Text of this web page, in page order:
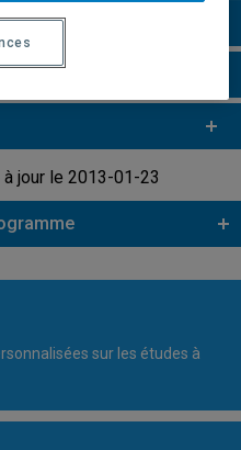
jour le 2013-01-23
sur les études à